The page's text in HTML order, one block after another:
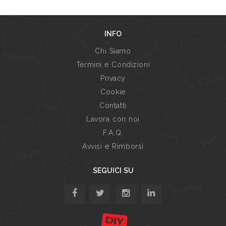
INFO
Chi Siamo
Termini e Condizioni
Privacy
Cookie
Contatti
Lavora con noi
F.A.Q.
Avvisi e Rimborsi
SEGUICI SU